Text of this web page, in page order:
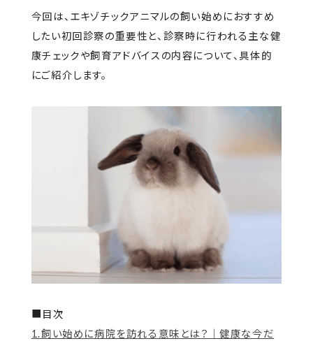
今回は、エキゾチックアニマルの飼い始めにおすすめ
したい初回診察の重要性と、診察時に行われる主な健
康チェックや飼育アドバイスの内容について、具体的
にご紹介します。
■目次
1.飼い始めに病院を訪れる意味とは？｜健康な今だ